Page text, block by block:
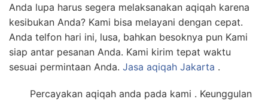
Anda lupa harus segera melaksanakan aqiqah karena
kesibukan Anda? Kami bisa melayani dengan cepat.
Anda telfon hari ini, lusa, bahkan besoknya pun Kami
siap antar pesanan Anda. Kami kirim tepat waktu
sesuai permintaan Anda. Jasa aqiqah Jakarta .
Percayakan aqiqah anda pada kami . Keunggulan